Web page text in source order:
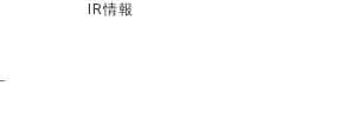
IR情報